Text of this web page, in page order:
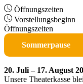
Öffnungszeiten
Vorstellungsbeginn
Öffnungszeiten
Sommerpause
20. Juli – 17. August
Unsere Theaterkasse